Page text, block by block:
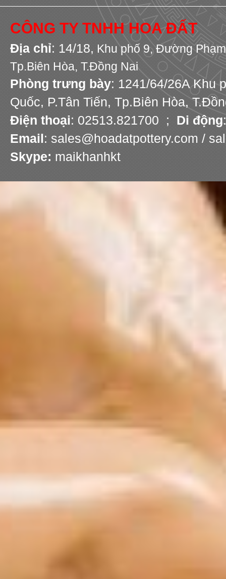
CÔNG TY TNHH HOA ĐẤT
Địa chỉ: 14/18, Khu phố 9,Đường Phạm
Tp.Biên Hòa, T.Đồng Nai
Phòng trưng bày: 1241/64/26A Khu
Quốc, P.Tân Tiến, Tp.Biên Hòa,
Điện thoại: 02513.821700 ; Di động
Email: sales@hoadatpottery.com /
Skype: maikhanhkt